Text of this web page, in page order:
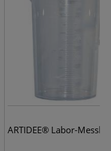
ARTIDEE® Labor-